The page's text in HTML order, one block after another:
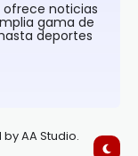
noticias
gama de
deportes
by AA Studio.